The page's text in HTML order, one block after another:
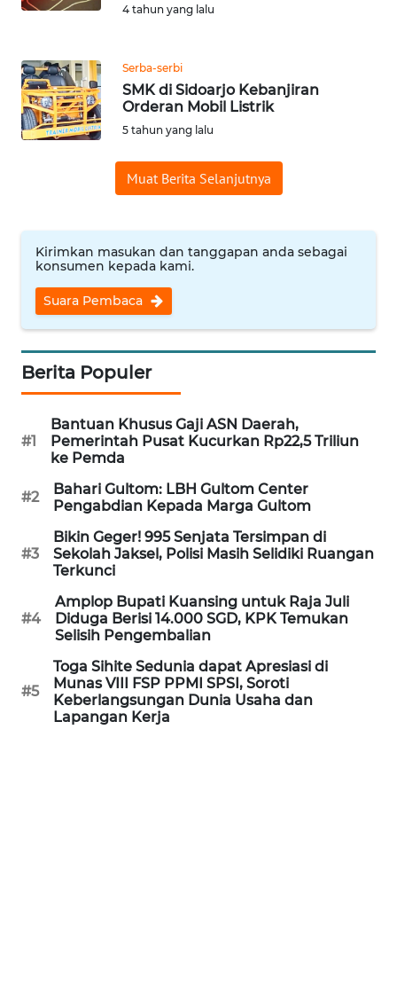
4 tahun yang lalu
Serba-serbi
SMK di Sidoarjo Kebanjiran
Orderan Mobil Listrik
5 tahun yang lalu
Muat Berita Selanjutnya
Kirimkan masukan dan tanggapan anda sebagai
konsumen kepada kami.
Suara Pembaca
Berita Populer
#1
Bantuan Khusus Gaji ASN Daerah,
Pemerintah Pusat Kucurkan Rp22,5 Triliun
ke Pemda
#2
Bahari Gultom: LBH Gultom Center
Pengabdian Kepada Marga Gultom
#3
Bikin Geger! 995 Senjata Tersimpan di
Sekolah Jaksel, Polisi Masih Selidiki Ruangan
Terkunci
#4
Amplop Bupati Kuansing untuk Raja Juli
Diduga Berisi 14.000 SGD, KPK Temukan
Selisih Pengembalian
#5
Toga Sihite Sedunia dapat Apresiasi di
Munas VIII FSP PPMI SPSI, Soroti
Keberlangsungan Dunia Usaha dan
Lapangan Kerja
NTB
WN
SULTENG
WN
BABEL
WN
SUMBAR
WN
WN
BENGKULU
WN
LAMPUNG
WN
WN
WN
JOGJA